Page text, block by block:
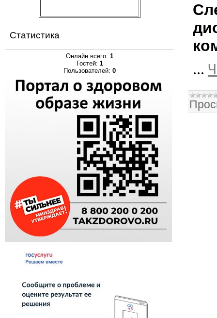
Статистика
Онлайн всего: 1
Гостей: 1
Пользователей: 0 ...